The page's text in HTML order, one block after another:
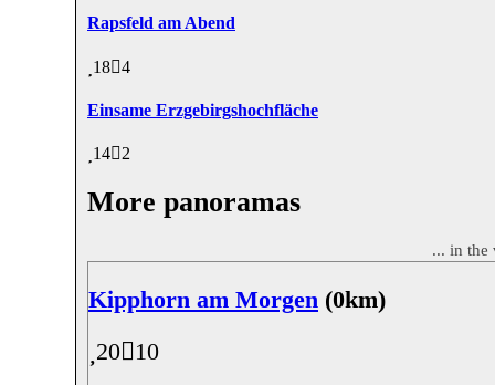
Rapsfeld am Abend
18 4
Einsame Erzgebirgshochfläche
14 2
More panoramas
... in
Kipphorn am Morgen (0km)
20 10